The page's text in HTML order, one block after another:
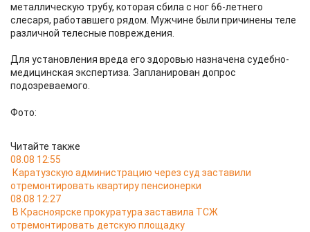
металлическую трубу, которая сбила с ног 66-летнего
слесаря, работавшего рядом. Мужчине были причинены теле
различной телесные повреждения.
Для установления вреда его здоровью назначена судебно-
медицинская экспертиза. Запланирован допрос
подозреваемого.
Фото:
Читайте также
08.08 12:55
Каратузскую администрацию через суд заставили
отремонтировать квартиру пенсионерки
08.08 12:27
В Красноярске прокуратура заставила ТСЖ
отремонтировать детскую площадку